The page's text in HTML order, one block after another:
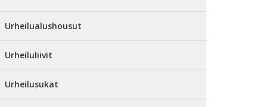
Urheilualushousut
Urheiluliivit
Urheilusukat